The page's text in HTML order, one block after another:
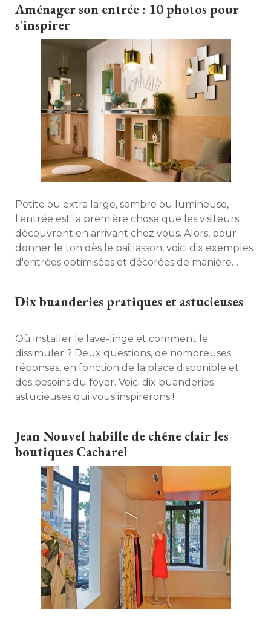
Aménager son entrée : 10 photos pour
s'inspirer
Petite ou extra large, sombre ou lumineuse,
l'entrée est la première chose que les visiteurs
découvrent en arrivant chez vous. Alors, pour
donner le ton dès le paillasson, voici dix exemples
d'entrées optimisées et décorées de manière
Dix buanderies pratiques et astucieuses
Où installer le lave-linge et comment le
dissimuler ? Deux questions, de nombreuses
réponses, en fonction de la place disponible et
des besoins du foyer. Voici dix buanderies
astucieuses qui vous inspirerons !
Jean Nouvel habille de chêne clair les
boutiques Cacharel